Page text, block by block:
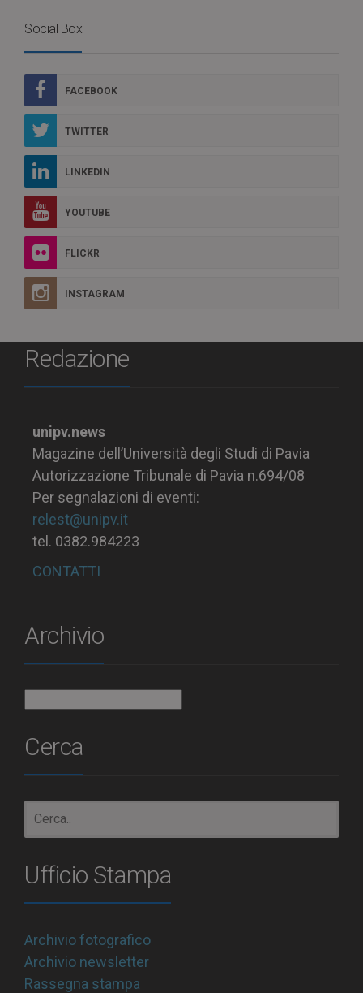
Social Box
FACEBOOK
TWITTER
LINKEDIN
YOUTUBE
FLICKR
INSTAGRAM
Redazione
unipv.news
Magazine dell’Università degli Studi di Pavia
Autorizzazione Tribunale di Pavia n.694/08
Per segnalazioni di eventi:
relest@unipv.it
tel. 0382.984223
CONTATTI
Archivio
Cerca
Ufficio Stampa
Archivio fotografico
Archivio newsletter
Rassegna stampa